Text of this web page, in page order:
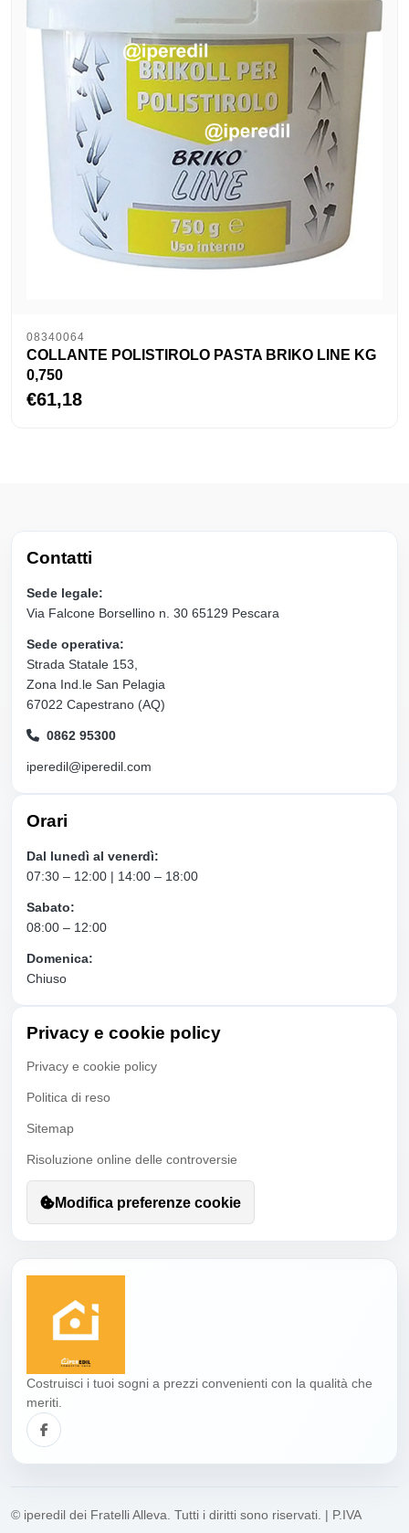
08340064
COLLANTE POLISTIROLO PASTA BRIKO LINE KG
0,750
€61,18
Contatti
Sede legale:
Via Falcone Borsellino n. 30 65129 Pescara
Sede operativa:
Strada Statale 153,
Zona Ind.le San Pelagia
67022 Capestrano (AQ)
0862 95300
iperedil@iperedil.com
Orari
Dal lunedì al venerdì:
07:30 – 12:00 | 14:00 – 18:00
Sabato:
08:00 – 12:00
Domenica:
Chiuso
Privacy e cookie policy
Privacy e cookie policy
Politica di reso
Sitemap
Risoluzione online delle controversie
Modifica preferenze cookie
Costruisci i tuoi sogni a prezzi convenienti con la qualità che
meriti.
© iperedil dei Fratelli Alleva. Tutti i diritti sono riservati. | P.IVA